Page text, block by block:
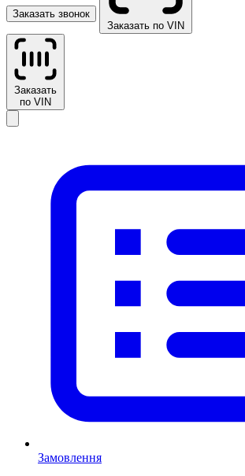
Заказать звонок
Заказать по VIN
Заказать
по VIN
Замовлення